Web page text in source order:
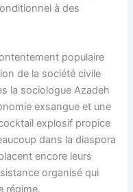
à des
populaire
de la société civile
la sociologue Azadeh
exsangue et une
explosif propice
dans la diaspora
encore leurs
organisé qui
régime.